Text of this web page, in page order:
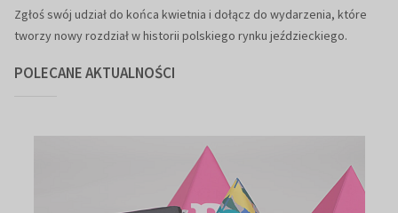
Zgłoś swój udział do końca kwietnia i dołącz do wydarzenia, które
tworzy nowy rozdział w historii polskiego rynku jeździeckiego.
POLECANE AKTUALNOŚCI